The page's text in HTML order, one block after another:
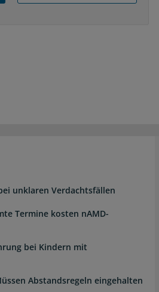
unklaren Verdachtsfällen
Termine kosten nAMD-
bei Kindern mit
Abstandsregeln eingehalten